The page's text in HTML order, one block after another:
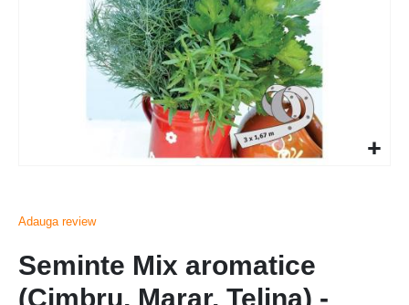
Adauga review
Seminte Mix aromatice
(Cimbru, Marar, Telina) -